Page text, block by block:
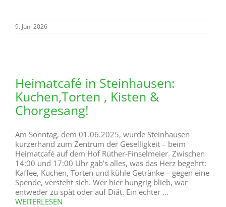
9. Juni 2026
Heimatcafé in Steinhausen:
Kuchen,Torten , Kisten &
Chorgesang!
Am Sonntag, dem 01.06.2025, wurde Steinhausen
kurzerhand zum Zentrum der Geselligkeit – beim
Heimatcafé auf dem Hof Rüther-Finselmeier. Zwischen
14:00 und 17:00 Uhr gab’s alles, was das Herz begehrt:
Kaffee, Kuchen, Torten und kühle Getränke – gegen eine
Spende, versteht sich. Wer hier hungrig blieb, war
entweder zu spät oder auf Diät. Ein echter ...
WEITERLESEN